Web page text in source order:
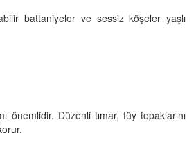
battaniyeler ve sessiz köşeler yaşlı
önemlidir. Düzenli tımar, tüy topaklarını